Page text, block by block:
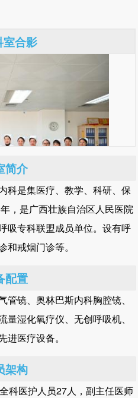
室合影
简介
科是集医疗、教学、科研、保
，是广西壮族自治区人民医院
吸专科联盟成员单位。设有呼
戒烟门诊等。
配置
镜、奥林巴斯内科胸腔镜、
湿化氧疗仪、无创呼吸机、
医疗设备。
架构
科医护人员27人，副主任医师